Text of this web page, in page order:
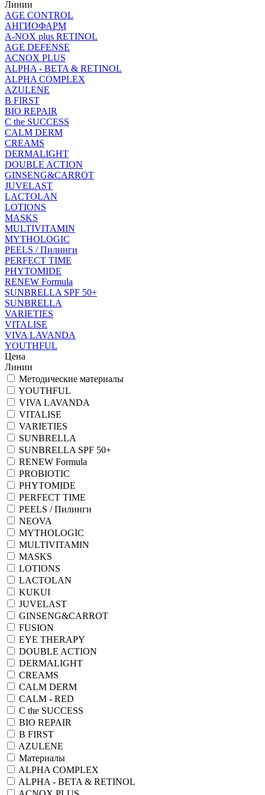
Линии
AGE CONTROL
АНГИОФАРМ
A-NOX plus RETINOL
AGE DEFENSE
ACNOX PLUS
ALPHA - BETA & RETINOL
ALPHA COMPLEX
AZULENE
B FIRST
BIO REPAIR
C the SUCCESS
CALM DERM
CREAMS
DERMALIGHT
DOUBLE ACTION
GINSENG&CARROT
JUVELAST
LACTOLAN
LOTIONS
MASKS
MULTIVITAMIN
MYTHOLOGIC
PEELS / Пилинги
PERFECT TIME
PHYTOMIDE
RENEW Formula
SUNBRELLA SPF 50+
SUNBRELLA
VARIETIES
VITALISE
VIVA LAVANDA
YOUTHFUL
Цена
Линии
Методические материалы
YOUTHFUL
VIVA LAVANDA
VITALISE
VARIETIES
SUNBRELLA
SUNBRELLA SPF 50+
RENEW Formula
PROBIOTIC
PHYTOMIDE
PERFECT TIME
PEELS / Пилинги
NEOVA
MYTHOLOGIC
MULTIVITAMIN
MASKS
LOTIONS
LACTOLAN
KUKUI
JUVELAST
GINSENG&CARROT
FUSION
EYE THERAPY
DOUBLE ACTION
DERMALIGHT
CREAMS
CALM DERM
CALM - RED
C the SUCCESS
BIO REPAIR
B FIRST
AZULENE
Материалы
ALPHA COMPLEX
ALPHA - BETA & RETINOL